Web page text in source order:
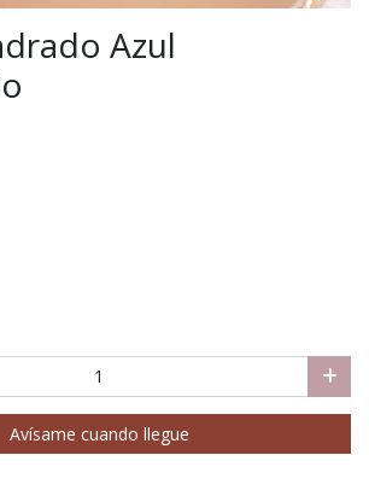
Azul
Avísame cuando llegue